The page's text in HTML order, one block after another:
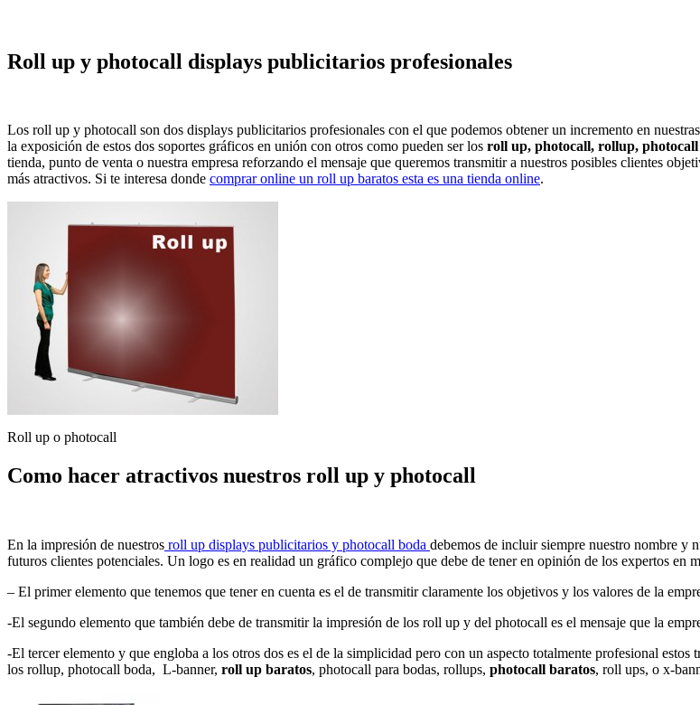
Roll up y photocall displays publicitarios profesionales
Los roll up y photocall son dos displays publicitarios profesionales con el que podemos obtener un incremento en
la exposición de estos dos soportes gráficos en unión con otros como pueden ser los roll up, photocall, rollup,
tienda, punto de venta o nuestra empresa reforzando el mensaje que queremos transmitir a nuestros posibles clientes
más atractivos. Si te interesa donde comprar online un roll up baratos esta es una tienda online.
Roll up o photocall
Como hacer atractivos nuestros roll up y photocall
En la impresión de nuestros roll up displays publicitarios y photocall boda debemos de incluir siempre nuestro nombre y
futuros clientes potenciales. Un logo es en realidad un gráfico complejo que debe de tener en opinión de los expertos en
– El primer elemento que tenemos que tener en cuenta es el de transmitir claramente los objetivos y los valores de la
-El segundo elemento que también debe de transmitir la impresión de los roll up y del photocall es el mensaje que la
-El tercer elemento y que engloba a los otros dos es el de la simplicidad pero con un aspecto totalmente profesional
los rollup, photocall boda, L-banner, roll up baratos, photocall para bodas, rollups, photocall baratos, roll ups, o x-